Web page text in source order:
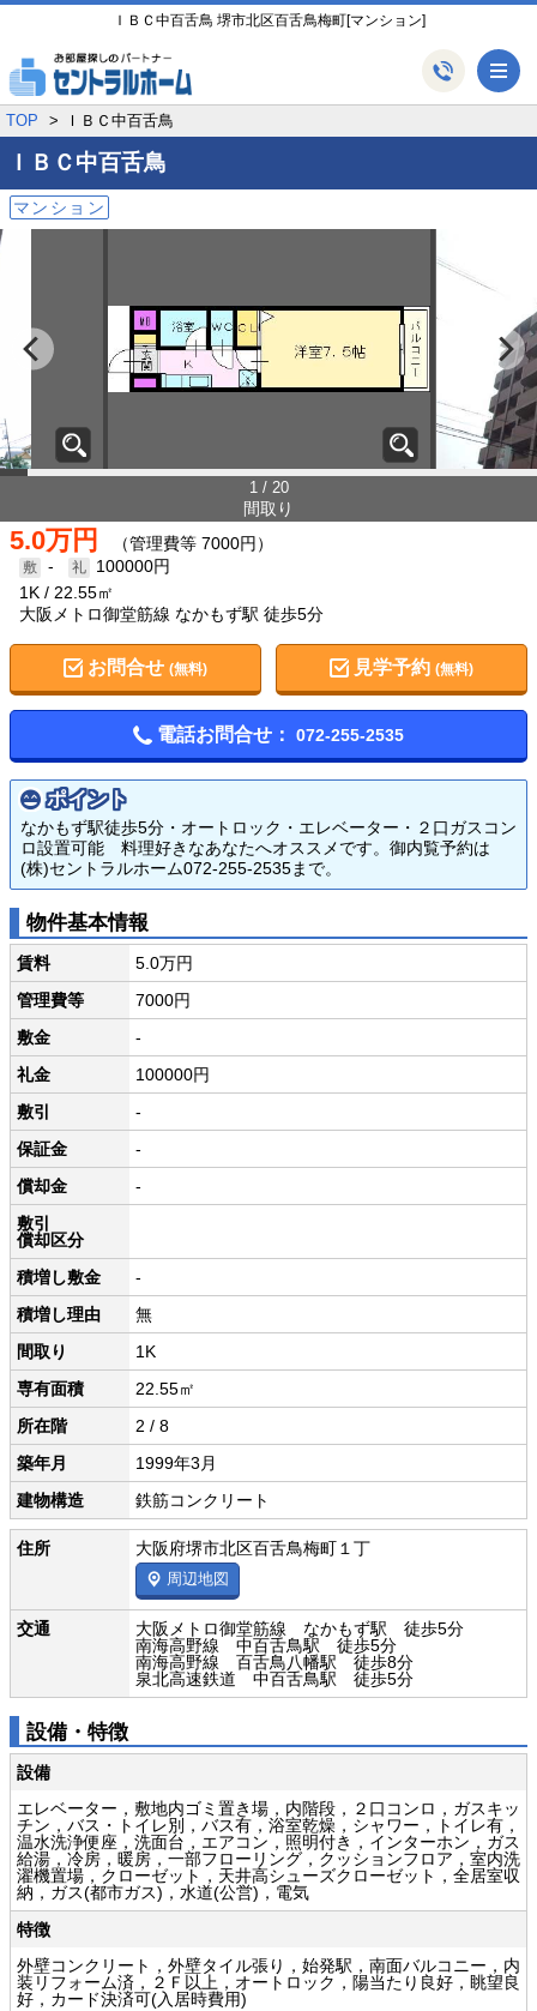
ＩＢＣ中百舌鳥 堺市北区百舌鳥梅町[マンション]
TOP ＩＢＣ中百舌鳥
ＩＢＣ中百舌鳥
マンション
1 / 20
間取り
5.0万円 （管理費等 7000円）
-
100000円
1K
22.55㎡
大阪メトロ御堂筋線 なかもず駅 徒歩5分
お問合せ (無料) 見学予約(無料)
電話お問合せ： 072-255-2535
ポイント
なかもず駅徒歩5分・オートロック・エレベーター・２口ガスコン
ロ設置可能 料理好きなあなたへオススメです。御内覧予約は
(株)セントラルホーム072-255-2535まで。
物件基本情報
賃料
5.0万円
管理費等
7000円
敷金
-
礼金
100000円
敷引
-
保証金
-
償却金
-
敷引
償却区分
積増し敷金
-
積増し理由
無
間取り
1K
専有面積
22.55㎡
所在階
2 / 8
築年月
1999年3月
建物構造
鉄筋コンクリート
住所 大阪府堺市北区百舌鳥梅町１丁
周辺地図
交通
大阪メトロ御堂筋線 なかもず駅 徒歩5分
南海高野線 中百舌鳥駅 徒歩5分
南海高野線 百舌鳥八幡駅 徒歩8分
泉北高速鉄道 中百舌鳥駅 徒歩5分
設備・特徴
設備
エレベーター，敷地内ゴミ置き場，内階段，２口コンロ，ガスキッ
チン，バス・トイレ別，バス有，浴室乾燥，シャワー，トイレ有，
温水洗浄便座，洗面台，エアコン，照明付き，インターホン，ガス
給湯，冷房，暖房，一部フローリング，クッションフロア，室内洗
濯機置場，クローゼット，天井高シューズクローゼット，全居室収
納，ガス(都市ガス)，水道(公営)，電気
特徴
外壁コンクリート，外壁タイル張り，始発駅，南面バルコニー，内
装リフォーム済，２Ｆ以上，オートロック，陽当たり良好，眺望良
好，カード決済可(入居時費用)